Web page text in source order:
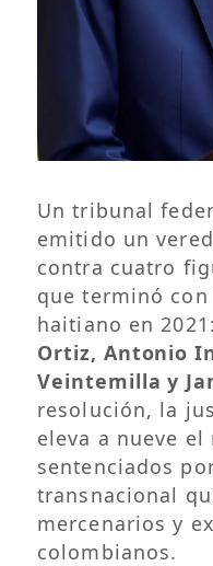
Un tribunal
emitido un
contra cuatro
que terminó
haitiano en
Ortiz, Antonio
Veintemilla y
resolución, la
eleva a nueve el
sentenciados
transnacional
mercenarios y
colombianos.